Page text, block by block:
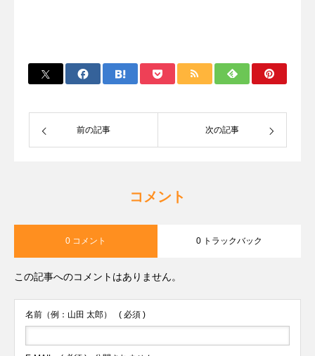
前の記事 次の記事
コメント
0 コメント 0 トラックバック
この記事へのコメントはありません。
名前（例：山田 太郎） ( 必須 )